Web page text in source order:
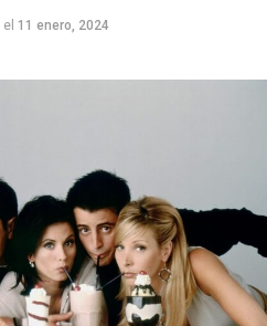
el 11 enero, 2024